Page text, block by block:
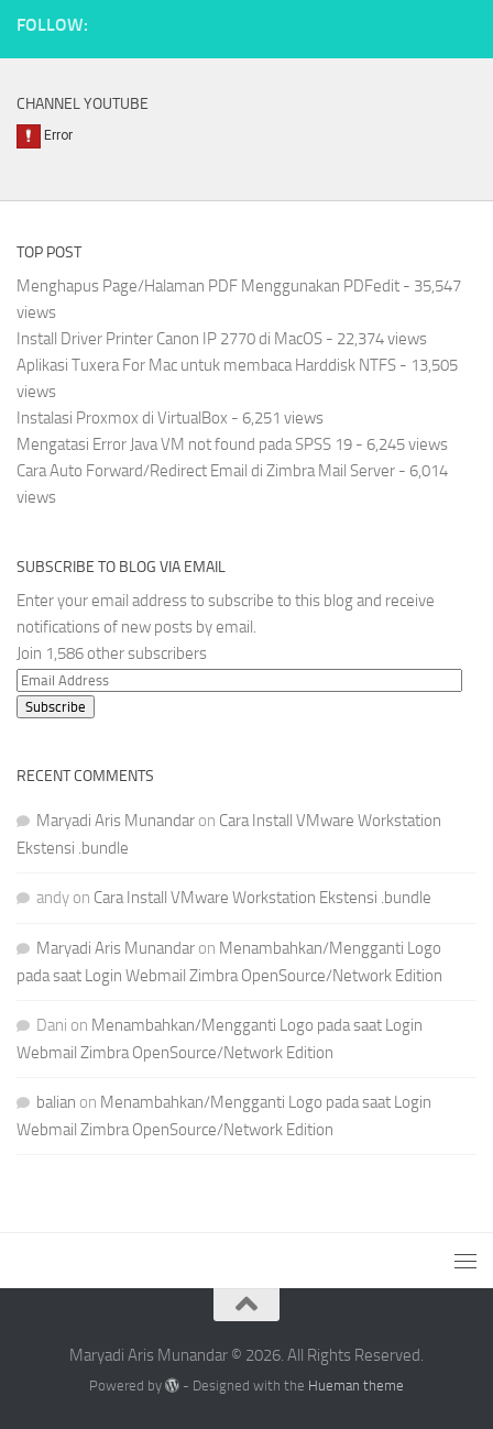
FOLLOW:
CHANNEL YOUTUBE
TOP POST
Menghapus Page/Halaman PDF Menggunakan PDFedit - 35,547
views
Install Driver Printer Canon IP 2770 di MacOS - 22,374 views
Aplikasi Tuxera For Mac untuk membaca Harddisk NTFS - 13,505
views
Instalasi Proxmox di VirtualBox - 6,251 views
Mengatasi Error Java VM not found pada SPSS 19 - 6,245 views
Cara Auto Forward/Redirect Email di Zimbra Mail Server - 6,014
views
SUBSCRIBE TO BLOG VIA EMAIL
Enter your email address to subscribe to this blog and receive
notifications of new posts by email.
Join 1,586 other subscribers
Email
Address
Subscribe
RECENT COMMENTS
Maryadi Aris Munandar on Cara Install VMware Workstation
Ekstensi .bundle
andy on Cara Install VMware Workstation Ekstensi .bundle
Maryadi Aris Munandar on Menambahkan/Mengganti Logo
pada saat Login Webmail Zimbra OpenSource/Network Edition
Dani on Menambahkan/Mengganti Logo pada saat Login
Webmail Zimbra OpenSource/Network Edition
balian on Menambahkan/Mengganti Logo pada saat Login
Webmail Zimbra OpenSource/Network Edition
Maryadi Aris Munandar © 2026. All Rights Reserved.
Powered by - Designed with the Hueman theme